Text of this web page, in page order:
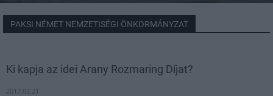
PAKSI NÉMET NEMZETISÉGI ÖNKORMÁNYZAT
Ki kapja az idei Arany Rozmaring Díjat?
2017.02.21